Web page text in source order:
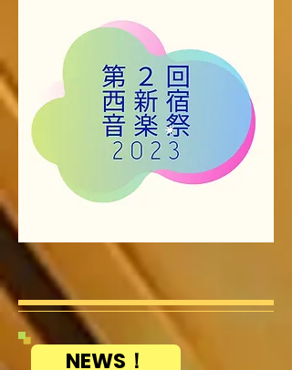
NEWS！